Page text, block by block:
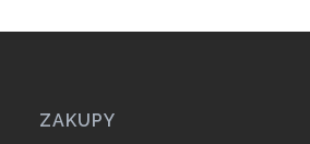
Linki w stopce
ZAKUPY